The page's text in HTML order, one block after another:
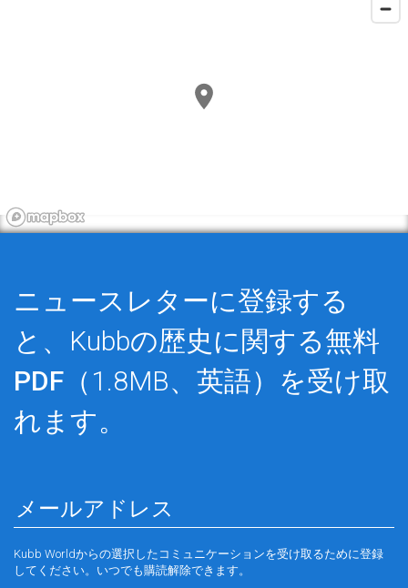
ニュースレターに登録する
と、Kubbの歴史に関する無料
PDF （1.8MB、英語）を受け取
れます。
Kubb Worldからの選択したコミュニケーションを受け取るために登録
してください。いつでも購読解除できます。